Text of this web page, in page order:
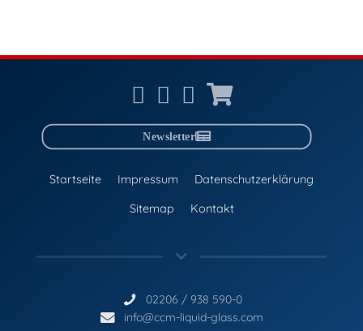
Startseite Impressum
Datenschutzerklärung
Sitemap
Kontakt
02206 / 938 590-0
info@ccm-liquid-glass.com
Newsletter